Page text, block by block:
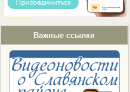
Важные ссылки